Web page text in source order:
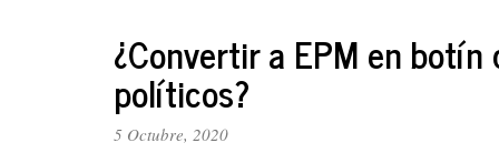
lucha
por
la
democracia,
¿Convertir a EPM en
políticos?
5 Octubre, 2020